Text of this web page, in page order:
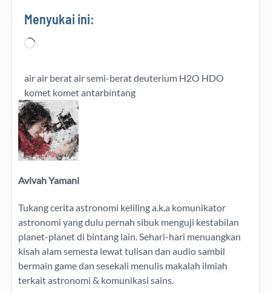
Menyukai ini:
Memuat...
airair beratair semi-beratdeuterium H2O HDO
komet komet antarbintang
Avivah Yamani
Tukang cerita astronomi kelilinga.k.a komunikator
astronomi yang dulu pernah sibuk menguji kestabilan
planet-planet di bintang lain. Sehari-hari menuangkan
kisah alam semesta lewattulisan dan audiosambil
bermain game dan sesekali menulis makalah ilmiah
terkait astronomi & komunikasi sains.